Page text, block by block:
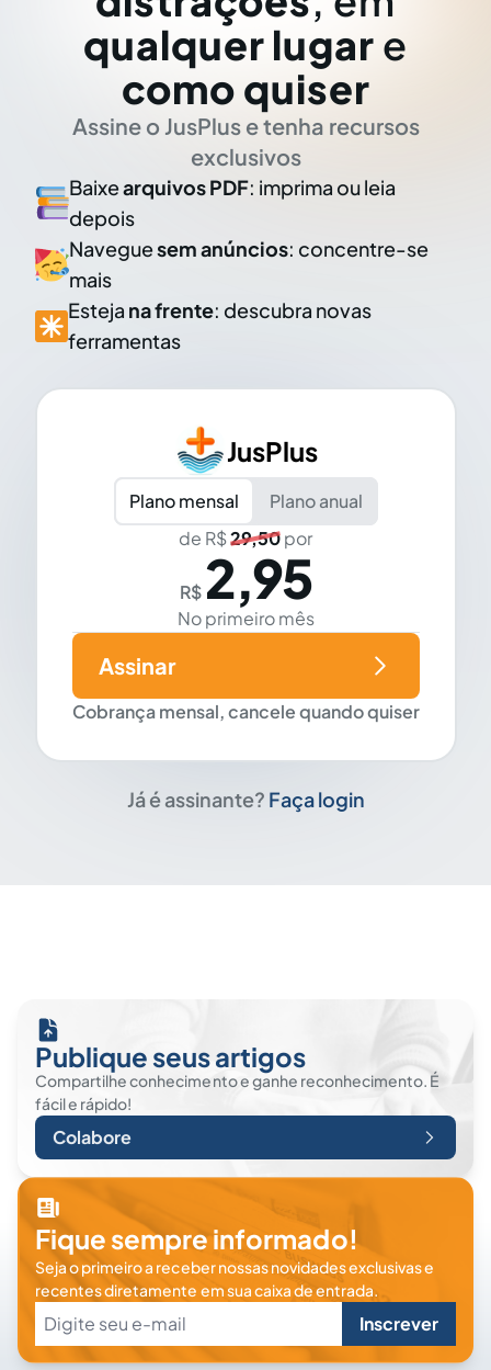
qualquer lugar e
como quiser
Assine o JusPlus e tenha recursos
exclusivos
Baixearquivos PDF: imprima ou leia
depois
Naveguesem anúncios: concentre-se
mais
Esteja na frente: descubra novas
ferramentas
JusPlus
Plano mensal
Plano anual
de R$29,50por
R$ 2,95
No primeiro mês
Cobrança mensal, cancele quando quiser
Assinar
Já é assinante? Faça login
Publique seus artigos
Compartilhe conhecimento e ganhe reconhecimento. É
fácil e rápido!
Colabore
Fique sempre informado!
Seja o primeiro a receber nossas novidades exclusivas e
recentes diretamente em sua caixa de entrada.
Inscrever